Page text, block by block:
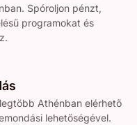
Spóroljon pénzt,
programokat és
Athénban elérhető
lehetőségével.